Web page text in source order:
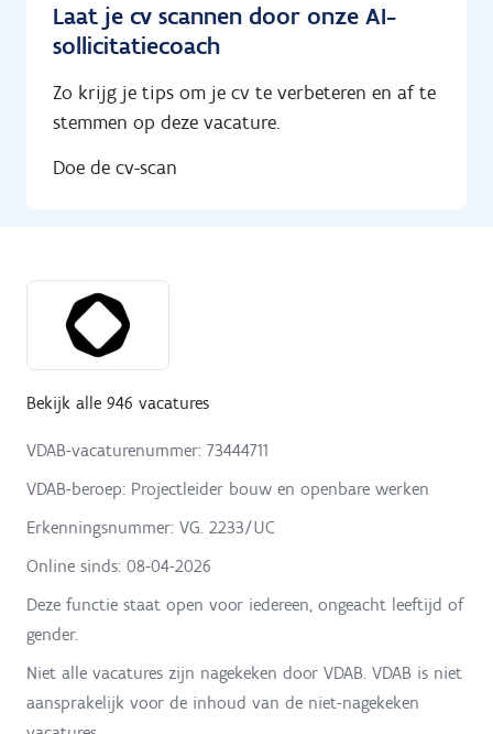
Laat je cv scannen door onze AI-
sollicitatiecoach
Zo krijg je tips om je cv te verbeteren en af te
stemmen op deze vacature.
Doe de cv-scan
Bekijk alle 946 vacatures
VDAB-vacaturenummer: 73444711
VDAB-beroep: Projectleider bouw en openbare werken
Erkenningsnummer: VG. 2233/UC
Online sinds: 08-04-2026
Deze functie staat open voor iedereen, ongeacht leeftijd of
gender.
Niet alle vacatures zijn nagekeken door VDAB. VDAB is niet
aansprakelijk voor de inhoud van de niet-nagekeken